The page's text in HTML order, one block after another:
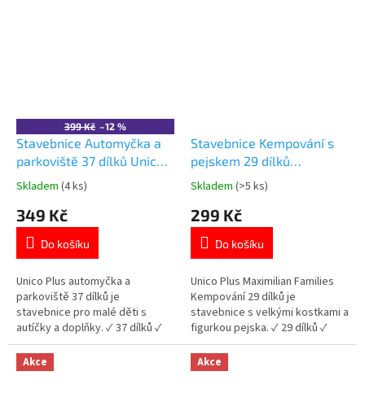
399 Kč –12 %
Stavebnice Automyčka a
parkoviště 37 dílků Unico
Plus
Průměrné
produktu
5,0
5
hvězdiček.
Skladem (4 ks)
349 Kč
Do košíku
Unico Plus automyčka a
parkoviště 37 dílků je
stavebnice pro malé děti s
autíčky a doplňky. ✓ 37 dílků ✓
součástí autíčka a příslušenství
✓ kompatibilní s velkými
kostkami 👉 Více stavebnic od
Stavebnice Kempování s
pejskem 29 dílků
Maximilian Families Unico
Průměrné
produktu
5,0
5
hvězdiček.
Skladem (>5 ks)
299 Kč
Do košíku
Unico Plus Maximilian Families
Kempování 29 dílků je
stavebnice s velkými kostkami a
figurkou pejska. ✓ 29 dílků ✓
figurka pejska součástí ✓
kompatibilní s velkými kostkami
👉 Více stavebnic od 18 měsíců
Akce Akce